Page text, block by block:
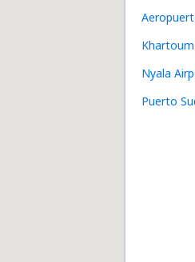
Khartoum
Nyala
Puerto